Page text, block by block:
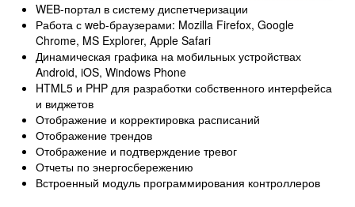
WEB-портал в систему диспетчеризации
Работа с web-браузерами: Mozilla Firefox, Google
Chrome, MS Explorer, Apple Safari
Динамическая графика на мобильных устройствах
Android, iOS, Windows Phone
HTML5 и PHP для разработки собственного интерфейса
и виджетов
Отображение и корректировка расписаний
Отображение трендов
Отображение и подтверждение тревог
Отчеты по энергосбережению
Встроенный модуль программирования контроллеров